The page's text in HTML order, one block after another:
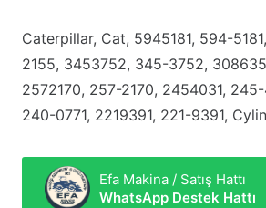
Caterpillar, Cat, 5945181, 594-
2155, 3453752, 345-3752,
2572170, 257-2170, 2454031,
240-0771, 2219391, 221-9391,
Efa Makina / Satış Hattı
WhatsApp Destek Hattı